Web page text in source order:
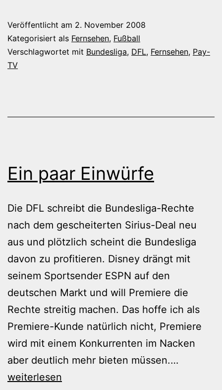
der
auf
die
Veröffentlicht am 2. November 2008
Kategorisiert als Fernsehen, Fußball
Verschlagwortet mit Bundesliga, DFL, Fernsehen, Pay-
TV
Ein paar Einwürfe
Die DFL schreibt die Bundesliga-Rechte
nach dem gescheiterten Sirius-Deal neu
aus und plötzlich scheint die Bundesliga
davon zu profitieren. Disney drängt mit
seinem Sportsender ESPN auf den
deutschen Markt und will Premiere die
Rechte streitig machen. Das hoffe ich als
Premiere-Kunde natürlich nicht, Premiere
wird mit einem Konkurrenten im Nacken
aber deutlich mehr bieten müssen.…
weiterlesen